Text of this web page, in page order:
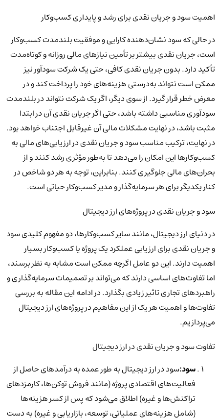
اهمیت سود و جریان نقدی برای رشد و پایداری کسب‌وکار
در حالی که سود نشان‌دهنده کارایی و موفقیت بلندمدت کسب‌وکار
است، جریان نقدی بیشتر بر تأمین نیازهای مالی روزانه و کوتاه‌مدت
تأکید دارد. بدون جریان نقدی کافی، حتی یک شرکت سودآور نیز
ممکن است نتواند به‌درستی هزینه‌های خود را پرداخت کند و در
معرض خطر قرار گیرد. از سوی دیگر، اگر یک شرکت نتواند در بلندمدت
سودآوری مناسبی داشته باشد، حتی اگر جریان نقدی آن در ابتدا
مثبت باشد، در نهایت مشکلات مالی آن غیرقابل اجتناب خواهد بود.
در نهایت، ترکیب مناسب سود و جریان نقدی در ارزیابی‌های مالی به
کسب‌وکارها این امکان را می‌دهد تا به‌طور مؤثری رشد کنند و از
بحران‌های مالی جلوگیری کنند. بنابراین، توجه به هر دو شاخص در
کنار یکدیگر برای هر سرمایه‌گذار و مدیر کسب‌وکار حیاتی است.
سود و جریان نقدی در پروژه‌های ارز دیجیتال
در دنیای ارز دیجیتال، مانند سایر کسب‌وکارها، دو مفهوم کلیدیسود
جریان نقدیبرای ارزیابی عملکرد یک پروژه یا کسب‌وکار بسیار
اهمیت دارند. این دو عامل اگرچه ممکن است مشابه به نظر برسند،
اما تفاوت‌های اساسی دارند که می‌تواند بر تصمیمات سرمایه‌گذاری و
راهبردهای تجاری تاثیر زیادی بگذارد. در ادامه این مقاله به بررسی
تفاوت‌ها و اهمیت هر یک از این مفاهیم در پروژه‌های ارز دیجیتال
می‌پردازیم.
تفاوت سود و جریان نقدی در ارز دیجیتال
سود:سود در ارز دیجیتال به طور عمده به درآمدهای حاصل از
فعالیت‌های اقتصادی پروژه (مانند فروش توکن‌ها، کارمزدهای
تراکنش‌ها و غیره) اطلاق می‌شود که پس از کسر هزینه‌ها
(شامل هزینه‌های عملیاتی، توسعه، بازاریابی و غیره) به دست